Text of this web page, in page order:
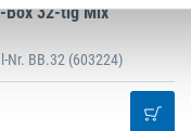
Box 32-tlg Mix
Nr. BB.32 (603224)